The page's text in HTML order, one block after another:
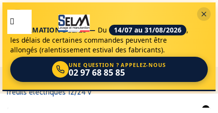
INFORMATION DÉLAIS — Du 14/07 au 31/08/2026 ,
les délais de certaines commandes peuvent être
allongés (ralentissement estival des fabricants).
UNE QUESTION ? APPELEZ-NOUS
02 97 68 85 85
0
selm appareils de levage
materiels
treuils electriques 12/24 v